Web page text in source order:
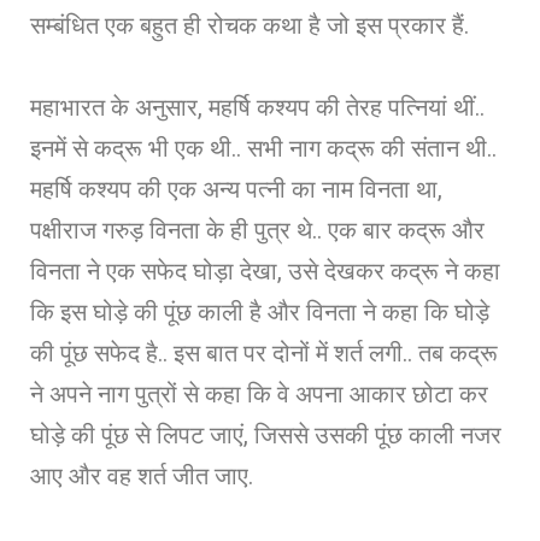
सम्बंधित एक बहुत ही रोचक कथा है जो इस प्रकार हैं.
महाभारत के अनुसार, महर्षि कश्यप की तेरह पत्नियां थीं..
इनमें से कद्रू भी एक थी.. सभी नाग कद्रू की संतान थी..
महर्षि कश्यप की एक अन्य पत्नी का नाम विनता था,
पक्षीराज गरुड़ विनता के ही पुत्र थे.. एक बार कद्रू और
विनता ने एक सफेद घोड़ा देखा, उसे देखकर कद्रू ने कहा
कि इस घोड़े की पूंछ काली है और विनता ने कहा कि घोड़े
की पूंछ सफेद है.. इस बात पर दोनों में शर्त लगी.. तब कद्रू
ने अपने नाग पुत्रों से कहा कि वे अपना आकार छोटा कर
घोड़े की पूंछ से लिपट जाएं, जिससे उसकी पूंछ काली नजर
आए और वह शर्त जीत जाए.